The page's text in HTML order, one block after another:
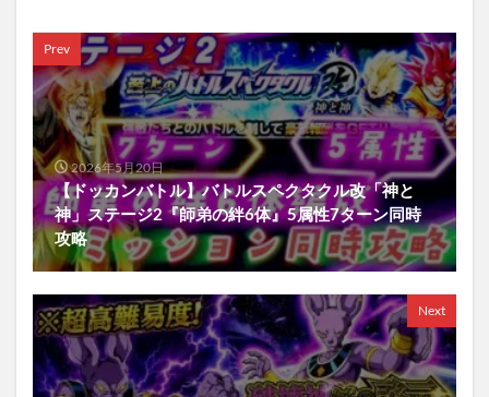
Prev
2026年5月20日
【ドッカンバトル】バトルスペクタクル改「神と
神」ステージ2『師弟の絆6体』5属性7ターン同時
攻略
Next